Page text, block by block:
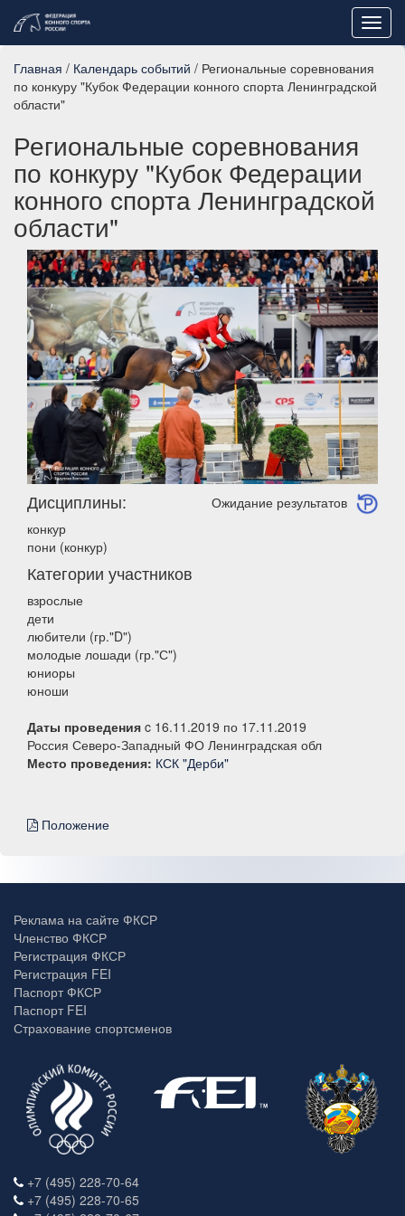
Главная / Календарь событий / Региональные соревнования
по конкуру "Кубок Федерации конного спорта Ленинградской
области"
Региональные соревнования
по конкуру "Кубок Федерации
конного спорта Ленинградской
области"
Ожидание результатов
Дисциплины:
конкур
пони (конкур)
Категории участников
взрослые
дети
любители (гр."D")
молодые лошади (гр."С")
юниоры
юноши
Даты проведения c 16.11.2019 по 17.11.2019
Россия Северо-Западный ФО Ленинградская обл
Место проведения: КСК "Дерби"
Положение
Реклама на сайте ФКСР
Членство ФКСР
Регистрация ФКСР
Регистрация FEI
Паспорт ФКСР
Паспорт FEI
Страхование спортсменов
+7 (495) 228-70-64
+7 (495) 228-70-65